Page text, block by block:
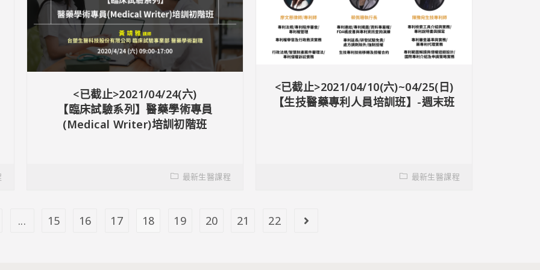
<已截止>2021/04/24(六)
【臨床試驗系列】醫藥學術專員
(Medical Writer)培訓初階班
最新生醫課程
<已截止>2021/04/10(六)~04/25(日)
【生技醫藥專利人員培訓班】-週末班
最新生醫課程
... 15 16 17 18 19 20 21 22